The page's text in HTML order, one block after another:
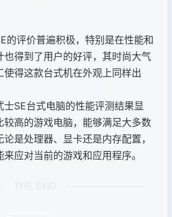
的评价普遍积极，特别是在性能和
也得到了用户的好评，其时尚大气
使得这款台式机在外观上同样出
SE台式电脑的性能评测结果显
较高的游戏电脑，能够满足大多数
是处理器、显卡还是内存配置，
应对当前的游戏和应用程序。